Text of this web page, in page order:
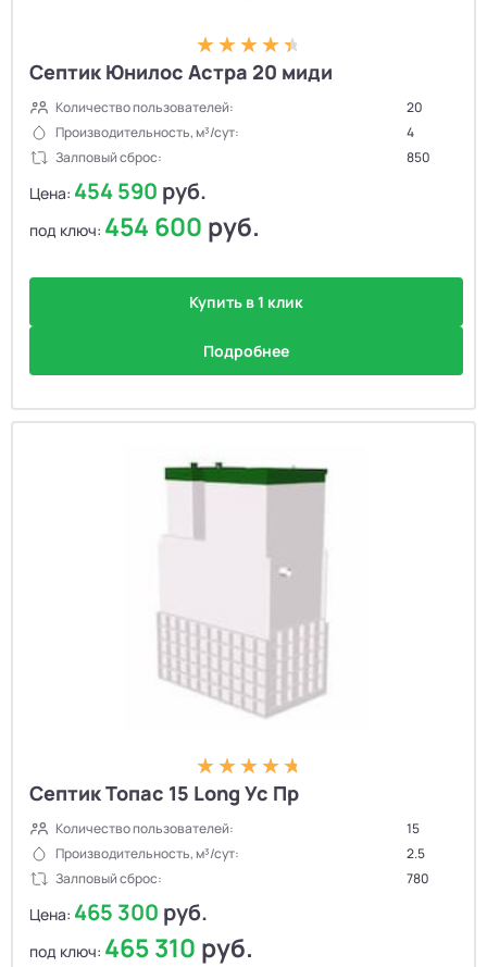
Септик Юнилос Астра 20 миди
Количество пользователей:
20
Производительность, м³/сут:
4
Залповый сброс:
850
Цена: 454 590 руб.
под ключ: 454 600 руб.
Купить в 1 клик
Подробнее
Септик Топас 15 Long Ус Пр
Количество пользователей:
15
Производительность, м³/сут:
2.5
Залповый сброс:
780
Цена: 465 300 руб.
под ключ: 465 310 руб.